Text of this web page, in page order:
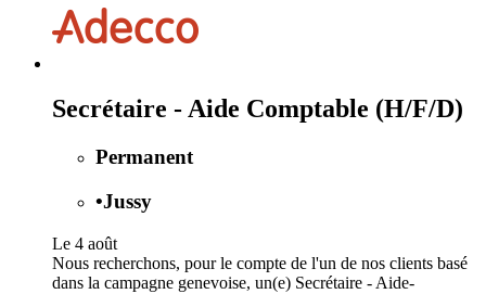
Secrétaire - Aide Comptable (H/F/D)
Permanent
•Jussy
Le 4 août
Nous recherchons, pour le compte de l'un de nos clients basé
dans la campagne genevoise, un(e) Secrétaire - Aide-